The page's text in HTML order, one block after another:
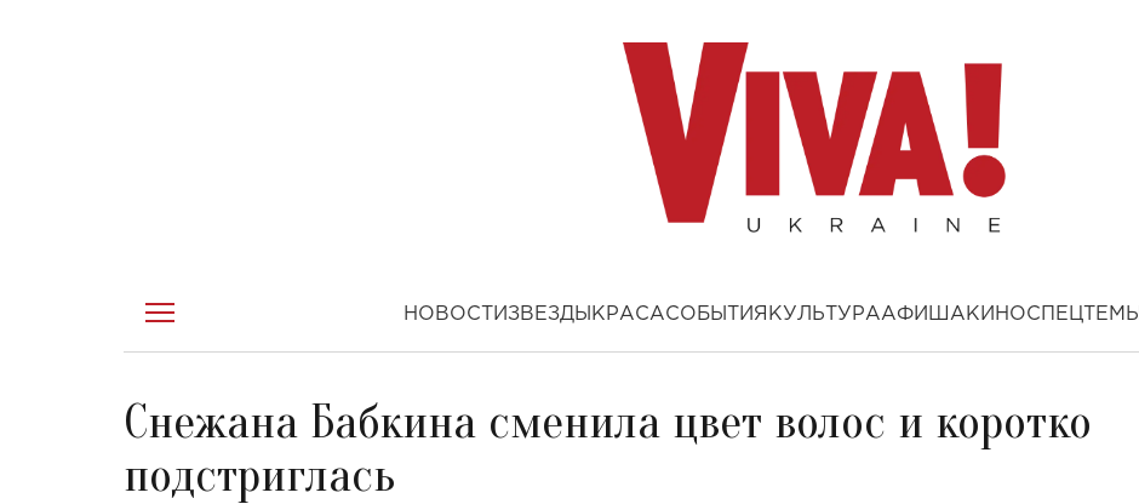
НОВОСТИ ЗВЕЗДЫ КРАСАСОБЫТИЯ КУЛЬТУРААФИША КИНОСПЕЦТЕМЫ
Снежана Бабкина сменила цвет волос и коротко
подстриглась